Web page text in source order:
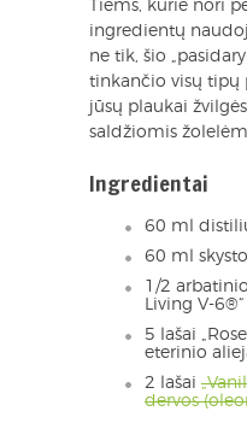
Tiems, kurie nori
ingredientų
ne tik, šio
tinkančio visų tipų
jūsų plaukai
saldžiomis
Ingredientai
60 ml
60 ml
1/2
Living V-6®“
5 lašai
eterinio
2 lašai
dervos